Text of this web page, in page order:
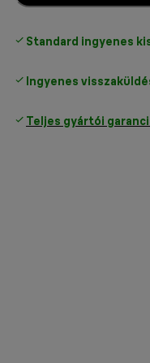
Standard ingyenes
Ingyenes
Teljes gyártói